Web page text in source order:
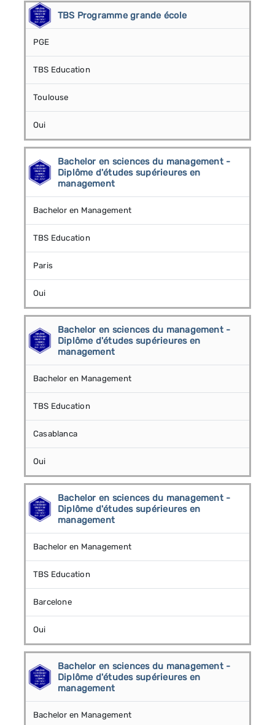
TBS Programme grande école
PGE
TBS Education
Toulouse
Oui
Bachelor en sciences du management -
Diplôme d'études supérieures en
management
Bachelor en Management
TBS Education
Paris
Oui
Bachelor en sciences du management -
Diplôme d'études supérieures en
management
Bachelor en Management
TBS Education
Casablanca
Oui
Bachelor en sciences du management -
Diplôme d'études supérieures en
management
Bachelor en Management
TBS Education
Barcelone
Oui
Bachelor en sciences du management -
Diplôme d'études supérieures en
management
Bachelor en Management